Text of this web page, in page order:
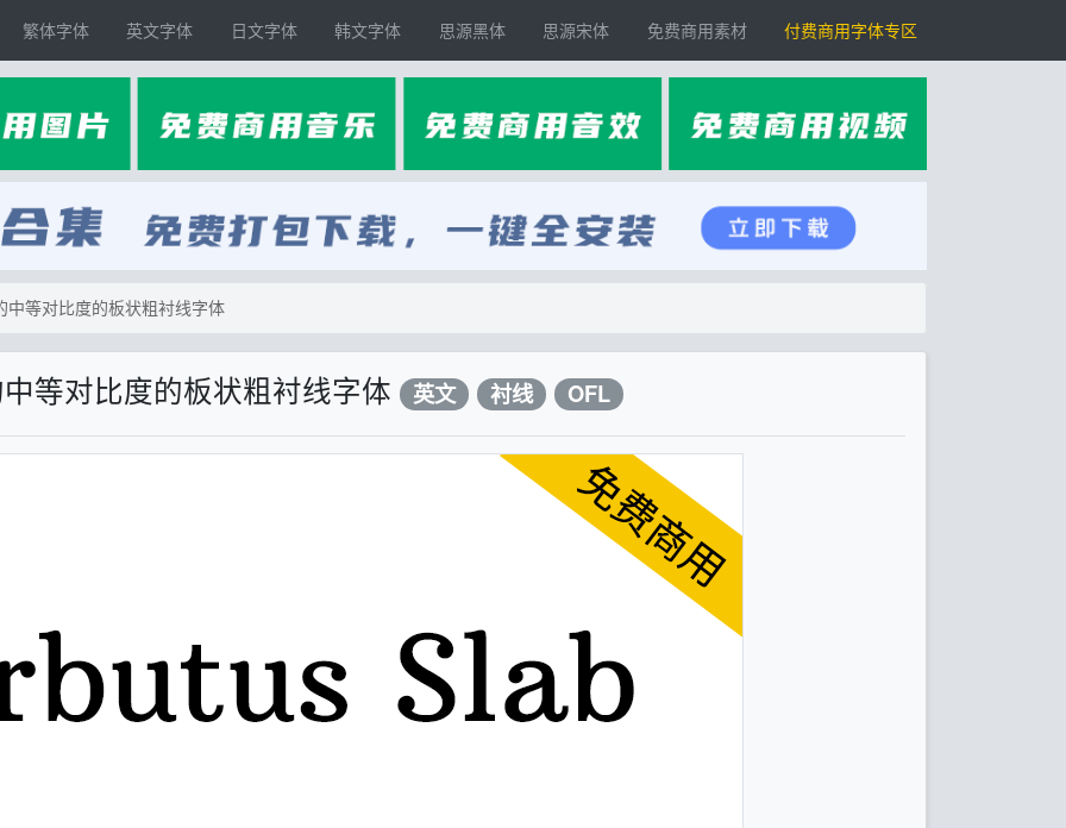
繁体字体 英文字体 日文字体 韩文字体 思源黑体 思源宋体 免费商用素材 付费商用字体专区
等对比度的板状粗衬线字体
等对比度的板状粗衬线字体 英文 衬线 OFL